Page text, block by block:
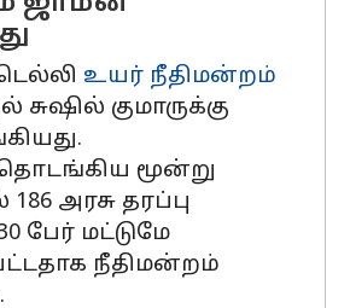
உயர் நீதிமன்றம்
சுஷில் குமாருக்கு
மூன்று
அரசு தரப்பு
பேர் மட்டுமே
நீதிமன்றம்